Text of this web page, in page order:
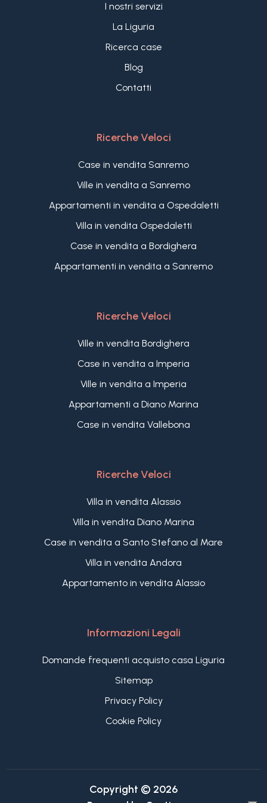
principale, spaziosa con sala da bagno privata e
accesso ad un enorme terrazzo panoramico con
"Villa Rosa" è un perfetto esempio di villa
contemporanea in vendita sulla prima collina di
chi cerca una proprietà dominate dalla grande
I nostri servizi
La Liguria
Ricerca case
Blog
Contatti
Ricerche Veloci
Case in vendita Sanremo
Ville in vendita a Sanremo
Appartamenti in vendita a Ospedaletti
Villa in vendita Ospedaletti
Case in vendita a Bordighera
Appartamenti in vendita a Sanremo
Ricerche Veloci
Ville in vendita Bordighera
Case in vendita a Imperia
Ville in vendita a Imperia
Appartamenti a Diano Marina
Case in vendita Vallebona
Ricerche Veloci
Villa in vendita Alassio
Villa in vendita Diano Marina
Case in vendita a Santo Stefano al Mare
Villa in vendita Andora
Appartamento in vendita Alassio
Informazioni Legali
Domande frequenti acquisto casa Liguria
Sitemap
Privacy Policy
Cookie Policy
Copyright © 2026